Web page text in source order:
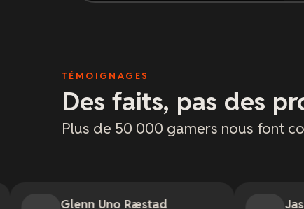
TÉMOIGNAGES
Des faits, pas des
Plus de 50 000 gamers nous font
Uno Ræstad Jason Bradley